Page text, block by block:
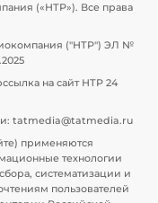
(«НТР»). Все права
("НТР") ЭЛ №
на сайт НТР 24
tatmedia@tatmedia.ru
применяются
технологии
систематизации и
пользователей